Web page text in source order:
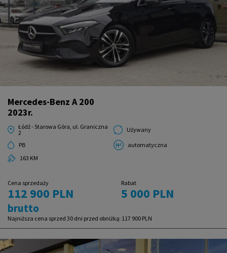
Mercedes-Benz A 200
2023r.
Łódź - Starowa Góra, ul. Graniczna
2
Używany
PB
automatyczna
163 KM
Cena sprzedaży
112 900 PLN
brutto
Rabat
5 000 PLN
Najniższa cena sprzed 30 dni przed obniżką: 117 900 PLN